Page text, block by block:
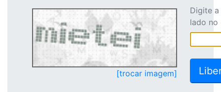
[trocar imagem]
Digite
lado no